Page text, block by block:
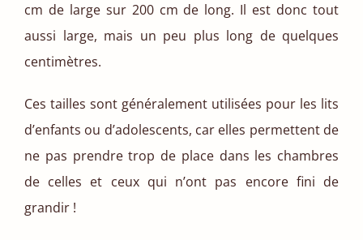
cm de large sur 200 cm de long. Il est donc tout
aussi large, mais un peu plus long de quelques
centimètres.
Ces tailles sont généralement utilisées pour les lits
d’enfants ou d’adolescents, car elles permettent de
ne pas prendre trop de place dans les chambres
de celles et ceux qui n’ont pas encore fini de
grandir !